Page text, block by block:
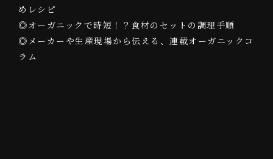
めレシピ
◎オーガニックで時短！？食材のセットの調理手順
◎メーカーや生産現場から伝える、連載オーガニックコ
ラム